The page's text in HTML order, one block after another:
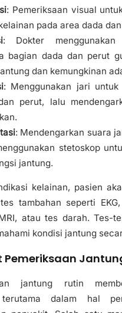
: Pemeriksaan visual
pada area dada
: Dokter
bagian dada dan perut
dan kemungkinan
: Menggunakan jari untuk
perut, lalu
: Mendengarkan suara
stetoskop
jantung.
kelainan, pasien
tambahan seperti
atau tes darah. Tes-
kondisi jantung
jantung rutin
dalam hal